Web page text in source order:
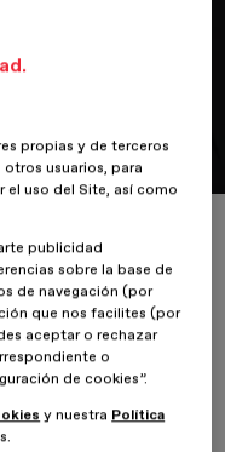
del
y
Editorial y Publicaciones
propias y de terceros
usuarios, para
uso del Site, así como
publicidad
sobre la base de
de navegación (por
que nos facilites (por
aceptar o rechazar
o
de cookies”.
y nuestra Política